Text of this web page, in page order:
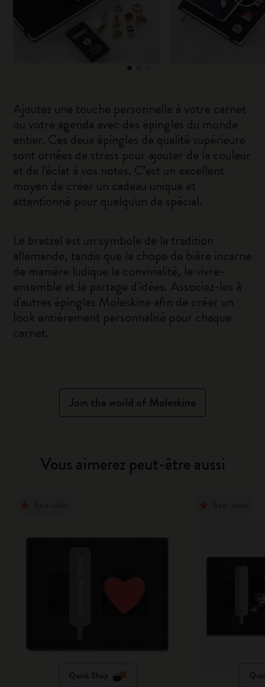
Ajoutez une touche personnelle à votre carnet
ou votre agenda avec des épingles du monde
entier. Ces deux épingles de qualité supérieure
sont ornées de strass pour ajouter de la couleur
et de l'éclat à vos notes. C’est un excellent
moyen de créer un cadeau unique et
attentionné pour quelqu'un de spécial.
Le bretzel est un symbole de la tradition
allemande, tandis que la chope de bière incarne
de manière ludique la convivialité, le vivre-
ensemble et le partage d'idées. Associez-les à
d'autres épingles Moleskine afin de créer un
look entièrement personnalisé pour chaque
carnet.
Join the world of Moleskine
Vous aimerez peut-être aussi
Quick Shop